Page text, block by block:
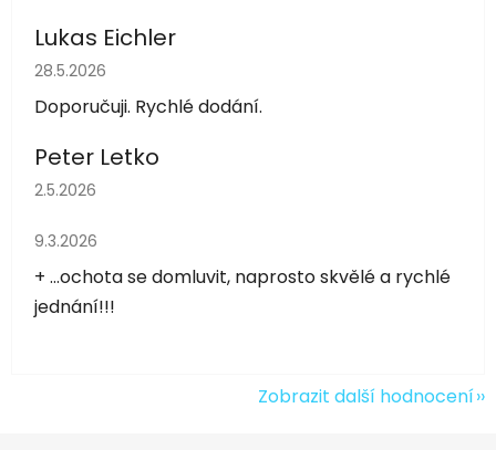
Lukas Eichler
Hodnocení obchodu je 5 z 5 hvězdiček.
28.5.2026
Doporučuji. Rychlé dodání.
Peter Letko
Hodnocení obchodu je 5 z 5 hvězdiček.
2.5.2026
Hodnocení obchodu je 5 z 5 hvězdiček.
9.3.2026
+ ...ochota se domluvit, naprosto skvělé a rychlé
jednání!!!
Zobrazit další hodnocení